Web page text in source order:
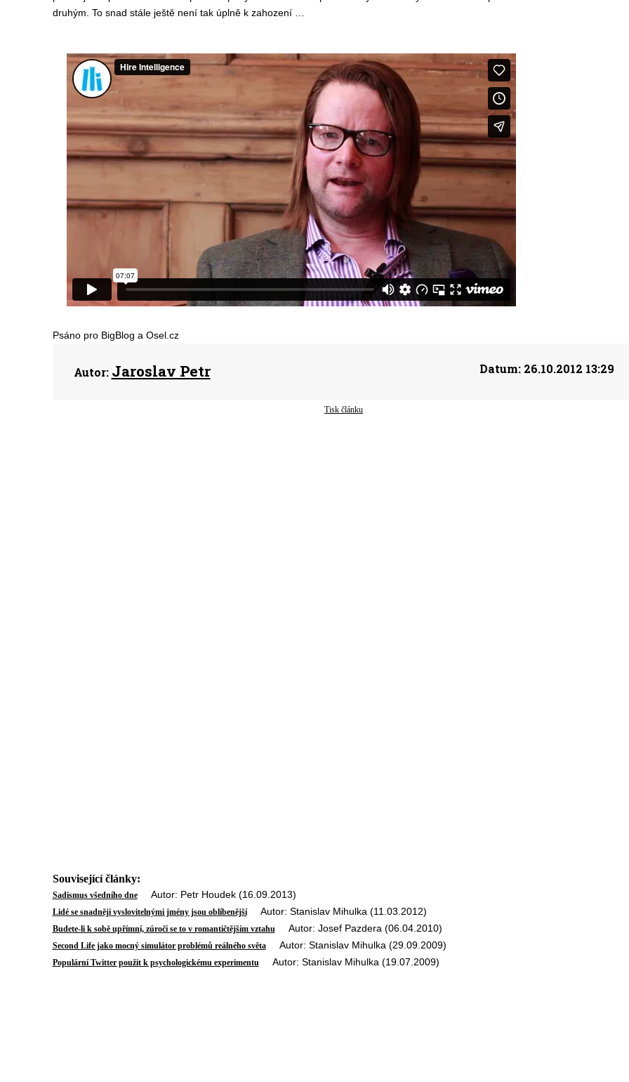
druhým. To snad stále ještě není tak úplně k zahození …
Psáno pro BigBlog a Osel.cz
Autor: Jaroslav Petr Datum:26.10.2012 13:29
Tisk článku
Související články:
Sadismus všedního dneAutor: Petr Houdek (16.09.2013)
Lidé se snadněji vyslovitelnými jmény jsou oblíbenějšíAutor: Stanislav Mihulka (11.03.2012)
Budete-li k sobě upřímní, zúročí se to v romantičtějším vztahu Autor: Josef Pazdera (06.04.2010)
Second Life jako mocný simulátor problémů reálného světaAutor: Stanislav Mihulka (29.09.2009)
Populární Twitter použit k psychologickému experimentu Autor: Stanislav Mihulka (19.07.2009)